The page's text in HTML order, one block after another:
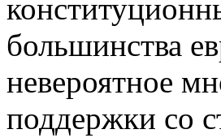
большинства
невероятное
поддержки со